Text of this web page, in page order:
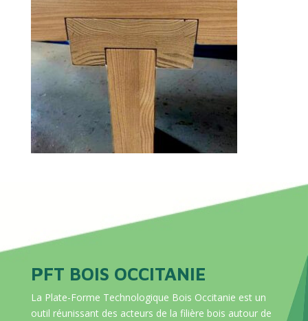
PFT BOIS OCCITANIE
La Plate-Forme Technologique Bois Occitanie est un
outil réunissant des acteurs de la filière bois autour de